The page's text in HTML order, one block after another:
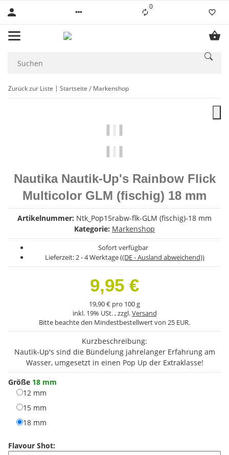
0Liste ist leer
Zurück zur Liste Startseite Markenshop
Nautika Nautik-Up's Rainbow Flick
Multicolor GLM (fischig) 18 mm
Artikelnummer: Ntk_Pop15rabw-flk-GLM (fischig)-18 mm
Kategorie: Markenshop
Sofort verfügbar
Lieferzeit:2 - 4 Werktage((DE - Ausland abweichend))
9,95 €
19,90 € pro 100 g
inkl. 19% USt. , zzgl.Versand
Bitte beachte den Mindestbestellwert von 25 EUR.
Kurzbeschreibung:
Nautik-Up's sind die Bündelung jahrelanger Erfahrung am
Wasser, umgesetzt in einen Pop Up der Extraklasse!
Größe 18 mm
12 mm
15 mm
18 mm
Flavour Shot: